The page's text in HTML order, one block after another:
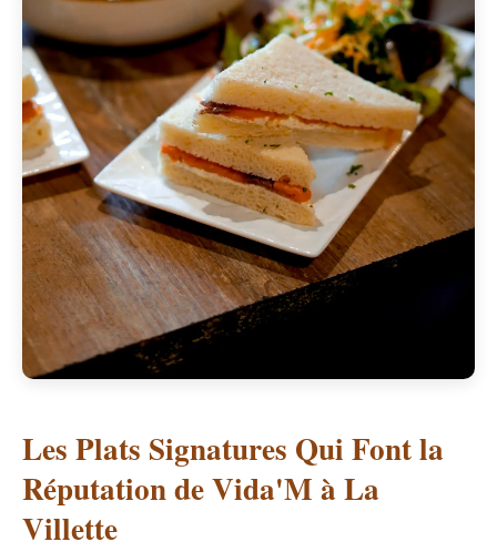
Les Plats Signatures Qui Font la
Réputation de Vida'M à La
Villette